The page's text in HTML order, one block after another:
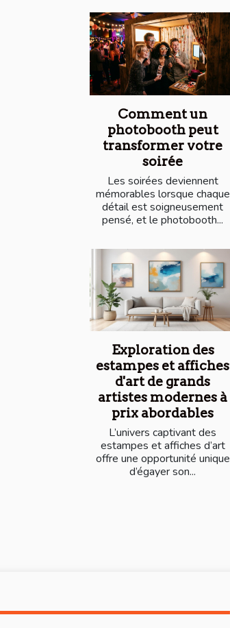
Comment un
photobooth peut
transformer votre
soirée
Les soirées deviennent
mémorables lorsque chaque
détail est soigneusement
pensé, et le photobooth...
Exploration des
estampes et affiches
d'art de grands
artistes modernes à
prix abordables
L’univers captivant des
estampes et affiches d’art
offre une opportunité unique
d’égayer son...